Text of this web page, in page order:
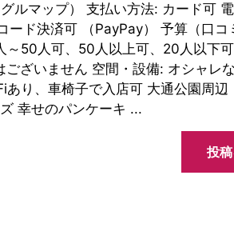
マップ） 支払い方法: カード可
ード決済可 （PayPay） 予算（口コ
50人可、50人以上可、20人以下可
ざいません 空間・設備: オシャレ
り、車椅子で入店可 大通公園周辺
幸せのパンケーキ ...
投